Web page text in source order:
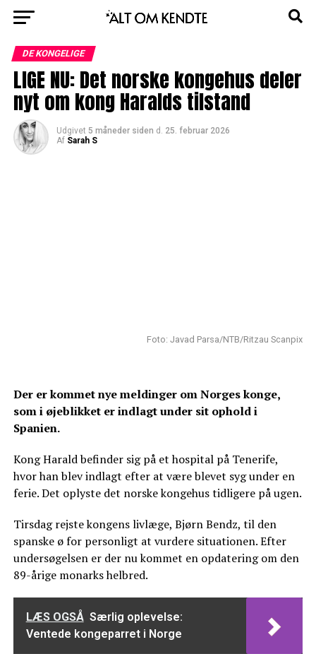
DE KONGELIGE
LIGE NU: Det norske kongehus deler
nyt om kong Haralds tilstand
Udgivet 5 måneder siden d. 25. februar 2026
Af Sarah S
Foto: Javad Parsa/NTB/Ritzau Scanpix
Der er kommet nye meldinger om Norges konge,
som i øjeblikket er indlagt under sit ophold i
Spanien.
Kong Harald befinder sig på et hospital på Tenerife,
hvor han blev indlagt efter at være blevet syg under en
ferie. Det oplyste det norske kongehus tidligere på ugen.
Tirsdag rejste kongens livlæge, Bjørn Bendz, til den
spanske ø for personligt at vurdere situationen. Efter
undersøgelsen er der nu kommet en opdatering om den
89-årige monarks helbred.
LÆS OGSÅ Særlig oplevelse:
Ventede kongeparret i Norge